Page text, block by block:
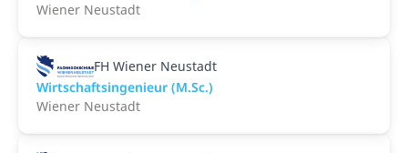
Wiener Neustadt
FH Wiener Neustadt
Wirtschaftsingenieur (M.Sc.)
Wiener Neustadt